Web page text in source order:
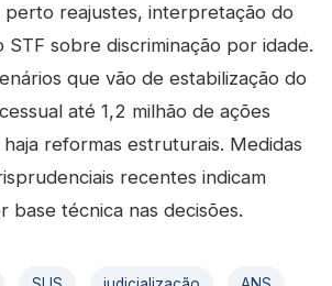
perto reajustes, interpretação do
STF sobre discriminação por idade.
que vão de estabilização do
até 1,2 milhão de ações
reformas estruturais. Medidas
recentes indicam
base técnica nas decisões.